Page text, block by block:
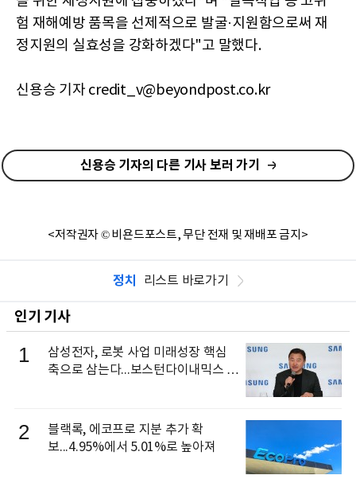
험 재해예방 품목을 선제적으로 발굴·지원함으로써 재
정지원의 실효성을 강화하겠다"고 말했다.
신용승 기자 credit_v@beyondpost.co.kr
신용승 기자의 다른 기사 보러 가기
<저작권자 © 비욘드포스트, 무단 전재 및 재배포 금지>
정치 리스트 바로가기
인기 기사
1
삼성전자, 로봇 사업 미래성장 핵심
축으로 삼는다...보스턴다이내믹스 출
2
블랙록, 에코프로 지분 추가 확
보...4.95%에서 5.01%로 높아져